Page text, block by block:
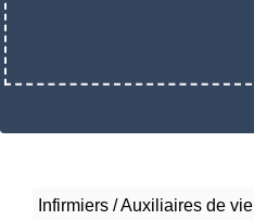
Infirmiers / Auxiliaires de vie